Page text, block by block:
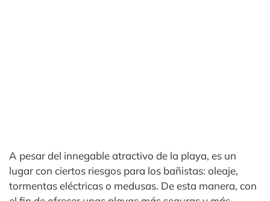
A pesar del innegable atractivo de la playa, es un
lugar con ciertos riesgos para los bañistas: oleaje,
tormentas eléctricas o medusas. De esta manera, con